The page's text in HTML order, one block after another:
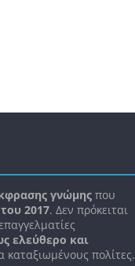
γνώμης που
2017. Δεν πρόκειται
ελεύθερο και
καταξιωμένους πολίτες.